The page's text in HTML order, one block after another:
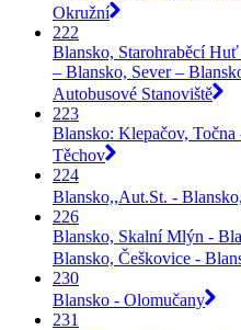
Okružní
222
Blansko, Starohraběcí
– Blansko, Sever –
Autobusové Stanoviště
223
Blansko: Klepačov, Točna
Těchov
224
Blansko,,Aut.St. -
226
Blansko, Skalní Mlýn -
Blansko, Češkovice -
230
Blansko - Olomučany
231